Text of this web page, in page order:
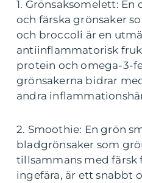
1. Grönsaksomelett:
och färska grönsaker
och broccoli är en
antiinflammatorisk
protein och omega-3-
grönsakerna bidrar
andra
2. Smoothie: En grön
bladgrönsaker som
tillsammans med
ingefära, är ett snabbt